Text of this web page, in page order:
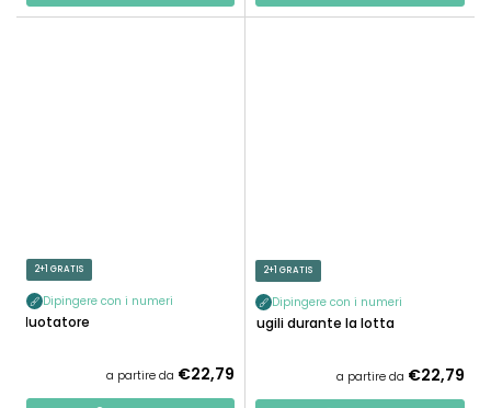
2+1 GRATIS
Dipingere con i numeri
Nuotatore
a partire da €22,79
2+1 GRATIS
Dipingere con i numeri
Pugili durante la lotta
a partire da €22,79